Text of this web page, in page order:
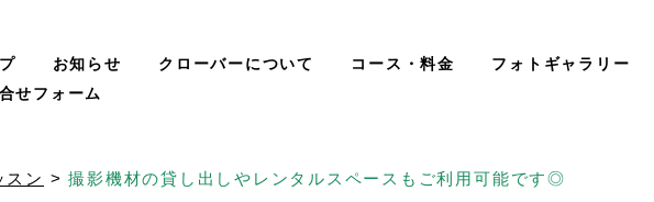
お知らせ クローバーについて コース・料金 フォトギャラリー
せフォーム
スン >撮影機材の貸し出しやレンタルスペースもご利用可能です◎